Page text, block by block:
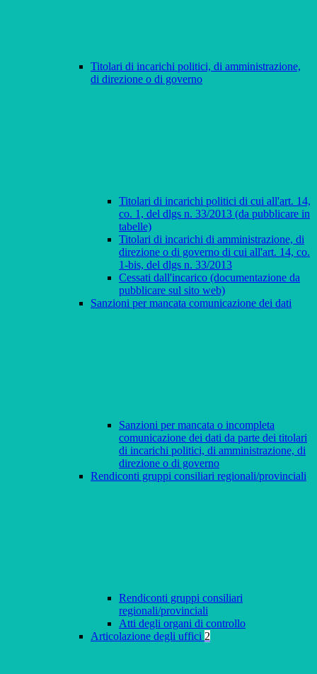
Titolari di incarichi politici, di amministrazione,
di direzione o di governo
Titolari di incarichi politici di cui all'art. 14,
co. 1, del dlgs n. 33/2013 (da pubblicare in
tabelle)
Titolari di incarichi di amministrazione, di
direzione o di governo di cui all'art. 14, co.
1-bis, del dlgs n. 33/2013
Cessati dall'incarico (documentazione da
pubblicare sul sito web)
Sanzioni per mancata comunicazione dei dati
Sanzioni per mancata o incompleta
comunicazione dei dati da parte dei titolari
di incarichi politici, di amministrazione, di
direzione o di governo
Rendiconti gruppi consiliari regionali/provinciali
Rendiconti gruppi consiliari
regionali/provinciali
Atti degli organi di controllo
Articolazione degli uffici 2